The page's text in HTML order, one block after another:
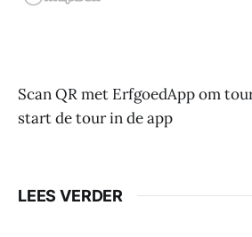
Scan QR met ErfgoedApp om
start de tour in de app
LEES VERDER